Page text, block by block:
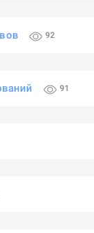
92
91